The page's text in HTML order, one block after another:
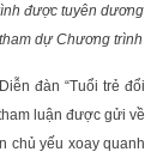
được tuyên dương
dự Chương trình
đàn “Tuổi trẻ đổi
luận được gửi về
chủ yếu xoay quanh